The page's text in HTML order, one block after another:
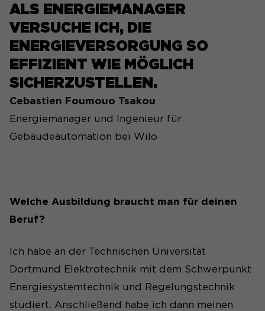
ALS ENERGIEMANAGER
VERSUCHE ICH, DIE
ENERGIEVERSORGUNG SO
EFFIZIENT WIE MÖGLICH
SICHERZUSTELLEN.
Cebastien Foumouo Tsakou
Energiemanager und Ingenieur für
Gebäudeautomation bei Wilo
Welche Ausbildung braucht man für deinen
Beruf?
Ich habe an der Technischen Universität
Dortmund Elektrotechnik mit dem Schwerpunkt
Energiesystemtechnik und Regelungstechnik
studiert. Anschließend habe ich dann meinen